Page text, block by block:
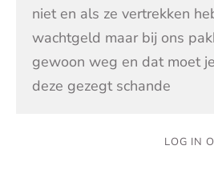
niet en als ze vertrekken
wachtgeld maar bij ons
gewoon weg en dat moet
deze gezegt schande
LOG IN